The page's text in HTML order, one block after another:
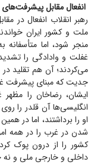
انفعال مقابل
رهبر انقلاب انفعال در
ملت و کشور ایران
منجر شود، اما
غفلت و وادادگی را
می‌کردند؛ آن هم تقلید
جدیت که مبنای پیشرفت
ایشان، رضاخان را مظهر
انگلیسی‌ها آن قلدر را
او را برداشتند، اما در
شدن در غرب را در همه
کشور را از درون پوک
داخلی و خارجی ملی و نه